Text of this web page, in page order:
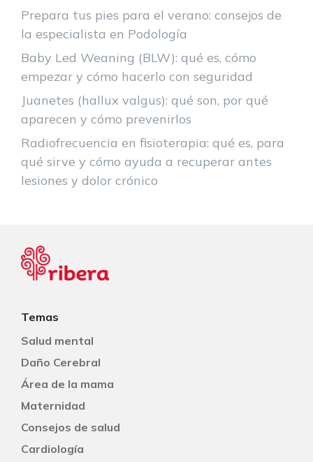
Prepara tus pies para el verano: consejos de
la especialista en Podología
Baby Led Weaning (BLW): qué es, cómo
empezar y cómo hacerlo con seguridad
Juanetes (hallux valgus): qué son, por qué
aparecen y cómo prevenirlos
Radiofrecuencia en fisioterapia: qué es, para
qué sirve y cómo ayuda a recuperar antes
lesiones y dolor crónico
Temas
Salud mental
Daño Cerebral
Área de la mama
Maternidad
Consejos de salud
Cardiología